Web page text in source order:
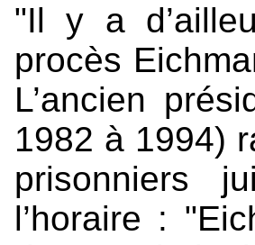
"Il y a
procès
L’ancien
1982 à 1994)
prisonniers
l’horaire :